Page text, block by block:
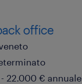
office
22.000 € annuale